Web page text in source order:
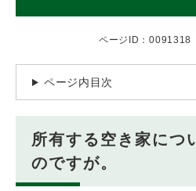
ページID：0091318
ページ内目次
所有する空き家につ
のですが。